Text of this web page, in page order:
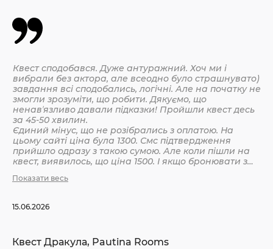
Квест сподобався. Дуже антуражний. Хоч ми і
вибрали без актора, але всеодно було страшнувато)
завдання всі сподобались, логічні. Але на початку не
змогли зрозуміти, що робити. Дякуємо, що
ненавʼязливо давали підказки! Пройшли квест десь
за 45-50 хвилин.
Єдиний мінус, що не розібрались з оплатою. На
цьому сайті ціна була 1300. Смс підтвердження
прийшло одразу з такою сумою. Але коли пішли на
квест, виявилось, що ціна 1500. І якщо бронювати з
невелика, але всеодно уточнюйте при бронюванні
Показати весь
15.06.2026
Квест Дракула, Pautina Rooms